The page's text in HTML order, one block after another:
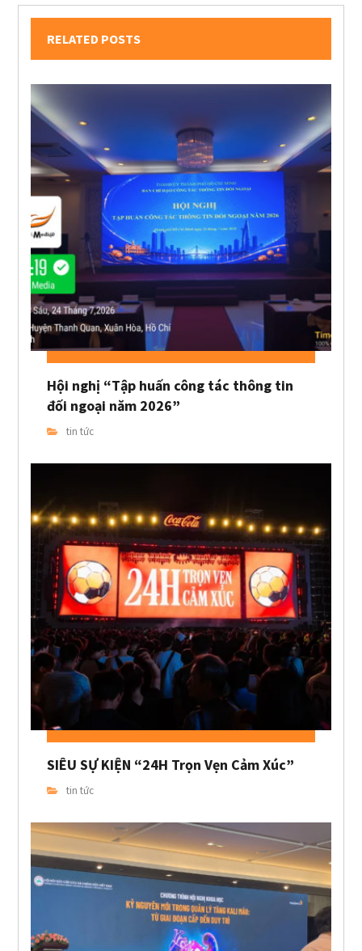
RELATED POSTS
Hội nghị “Tập huấn công tác thông tin
đối ngoại năm 2026”
tin tức
SIÊU SỰ KIỆN “24H Trọn Vẹn Cảm Xúc”
tin tức